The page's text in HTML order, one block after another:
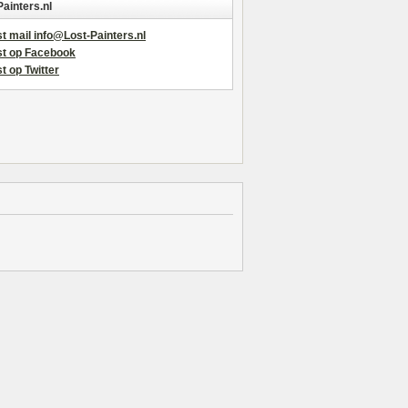
mail info@Lost-Painters.nl
op Facebook
op Twitter